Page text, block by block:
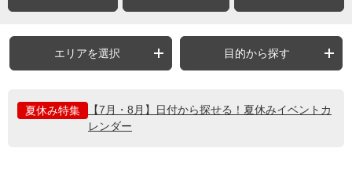
エリアを選択 目的から探す
夏休み特集
【7月・8月】日付から探せる！夏休みイベントカ
レンダー